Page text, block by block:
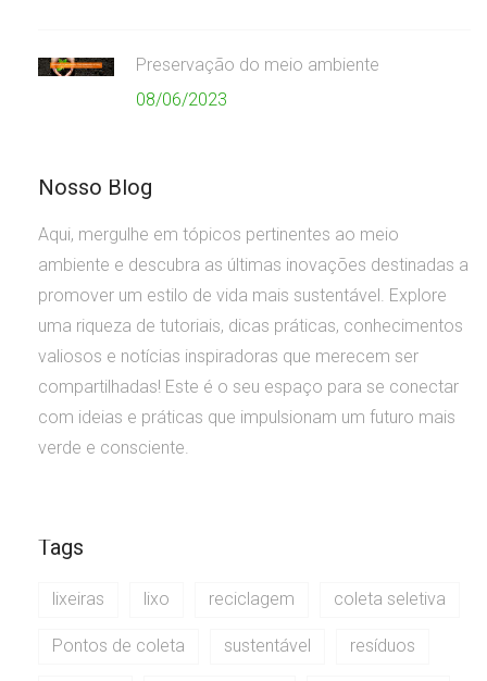
Preservação do meio ambiente
08/06/2023
Nosso Blog
Aqui, mergulhe em tópicos pertinentes ao meio
ambiente e descubra as últimas inovações destinadas a
promover um estilo de vida mais sustentável. Explore
uma riqueza de tutoriais, dicas práticas, conhecimentos
valiosos e notícias inspiradoras que merecem ser
compartilhadas! Este é o seu espaço para se conectar
com ideias e práticas que impulsionam um futuro mais
verde e consciente.
Tags
lixeiras lixo reciclagem coleta seletiva
Pontos de coleta sustentável resíduos